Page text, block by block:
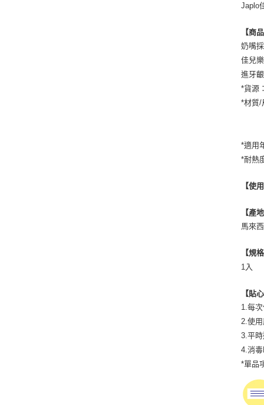
Japlo
【商
奶嘴
佳兒
進牙
*貨源
*材質/
*適用
*耐熱
【使
【產
馬來
【規
1入
【貼
1.每
2.使
3.平
4.消
*單品